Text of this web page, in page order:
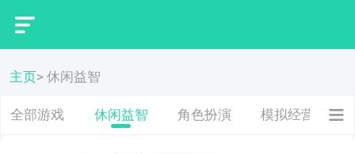
主页> 休闲益智
全部游戏 休闲益智 角色扮演 模拟经营